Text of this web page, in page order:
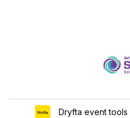
Dryfta event